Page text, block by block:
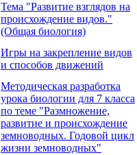
Тема "Развитие взглядов на
происхождение видов."
(Общая биология)
Игры на закрепление видов
и способов движений
Методическая разработка
урока биологии для 7 класса
по теме "Размножение,
развитие и происхождение
земноводных. Годовой цикл
жизни земноводных"